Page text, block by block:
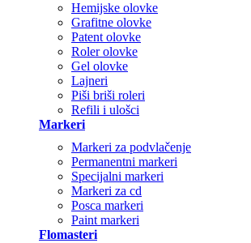
Hemijske olovke
Grafitne olovke
Patent olovke
Roler olovke
Gel olovke
Lajneri
Piši briši roleri
Refili i ulošci
Markeri
Markeri za podvlačenje
Permanentni markeri
Specijalni markeri
Markeri za cd
Posca markeri
Paint markeri
Flomasteri